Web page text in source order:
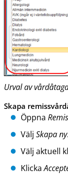
Urval av
Skapa
Öppna
Välj Skapa ny
Välj aktuell
Klicka